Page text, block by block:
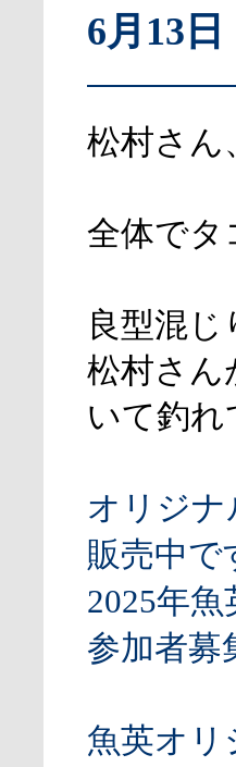
6月13
松村さん
全体でタ
良型混
松村さん
いて釣れ
オリジ
販売中で
2025年
参加者募
魚英オ